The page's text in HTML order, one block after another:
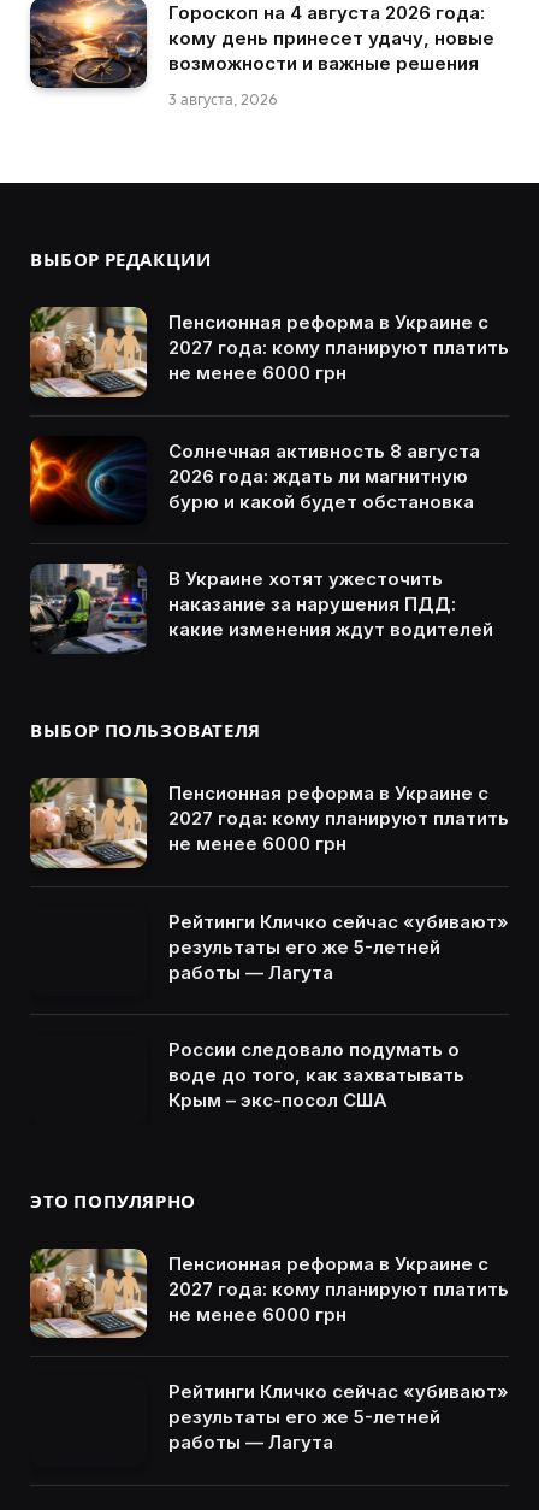
Гороскоп на 4 августа 2026 года:
кому день принесет удачу, новые
возможности и важные решения
3 августа, 2026
ВЫБОР РЕДАКЦИИ
Пенсионная реформа в Украине с
2027 года: кому планируют платить
не менее 6000 грн
Солнечная активность 8 августа
2026 года: ждать ли магнитную
бурю и какой будет обстановка
В Украине хотят ужесточить
наказание за нарушения ПДД:
какие изменения ждут водителей
ВЫБОР ПОЛЬЗОВАТЕЛЯ
Пенсионная реформа в Украине с
2027 года: кому планируют платить
не менее 6000 грн
Рейтинги Кличко сейчас «убивают»
результаты его же 5-летней
работы — Лагута
России следовало подумать о
воде до того, как захватывать
Крым – экс-посол США
ЭТО ПОПУЛЯРНО
Пенсионная реформа в Украине с
2027 года: кому планируют платить
не менее 6000 грн
Рейтинги Кличко сейчас «убивают»
результаты его же 5-летней
работы — Лагута